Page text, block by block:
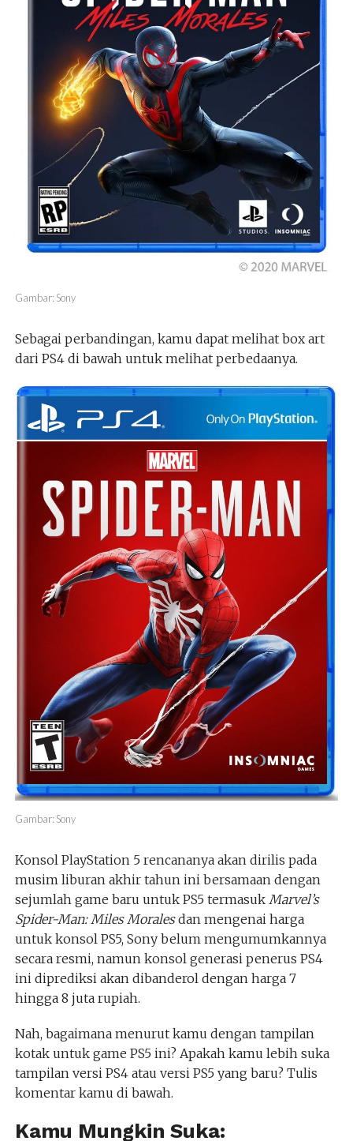
Gambar: Sony
Sebagai perbandingan, kamu dapat melihat box art
dari PS4 di bawah untuk melihat perbedaanya.
Gambar: Sony
Konsol PlayStation 5 rencananya akan dirilis pada
musim liburan akhir tahun ini bersamaan dengan
sejumlah game baru untuk PS5 termasuk Marvel’s
Spider-Man: Miles Moralesdan mengenai harga
untuk konsol PS5, Sony belum mengumumkannya
secara resmi, namun konsol generasi penerus PS4
ini diprediksi akan dibanderol dengan harga 7
hingga 8 juta rupiah.
Nah, bagaimana menurut kamu dengan tampilan
kotak untuk game PS5 ini? Apakah kamu lebih suka
tampilan versi PS4 atau versi PS5 yang baru? Tulis
komentar kamu di bawah.
Kamu Mungkin Suka: